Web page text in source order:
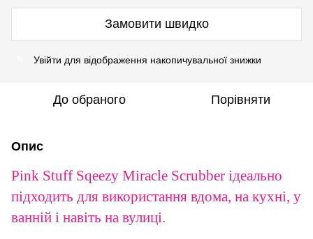
Замовити швидко
Увійти для відображення накопичувальної знижки
До обраного Порівняти
Опис
Pink Stuff Sqeezy Miracle Scrubber ідеально
підходить для використання вдома, на кухні, у
ванній і навіть на вулиці.